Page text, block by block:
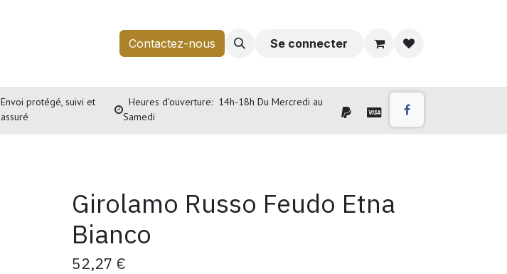
Contactez-nous Se connecter
Envoi protégé, suivi et
assuré
Heures d'ouverture: 14h-18h Du Mercredi au
Samedi
Girolamo Russo Feudo Etna
Bianco
52,27 €